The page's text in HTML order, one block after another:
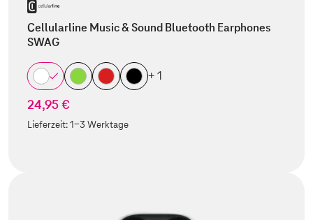
Cellularline Music & Sound Bluetooth Earphones
SWAG
+ 1
24,95 €
Lieferzeit:1-3 Werktage